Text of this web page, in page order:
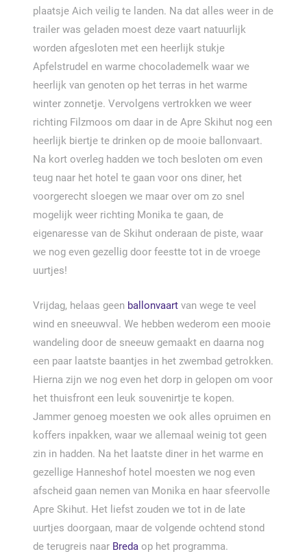
plaatsje Aich veilig te landen. Na dat alles weer in de
trailer was geladen moest deze vaart natuurlijk
worden afgesloten met een heerlijk stukje
Apfelstrudel en warme chocolademelk waar we
heerlijk van genoten op het terras in het warme
winter zonnetje. Vervolgens vertrokken we weer
richting Filzmoos om daar in de Apre Skihut nog een
heerlijk biertje te drinken op de mooie ballonvaart.
Na kort overleg hadden we toch besloten om even
teug naar het hotel te gaan voor ons diner, het
voorgerecht sloegen we maar over om zo snel
mogelijk weer richting Monika te gaan, de
eigenaresse van de Skihut onderaan de piste, waar
we nog even gezellig door feestte tot in de vroege
uurtjes!
Vrijdag, helaas geen ballonvaart van wege te veel
wind en sneeuwval. We hebben wederom een mooie
wandeling door de sneeuw gemaakt en daarna nog
een paar laatste baantjes in het zwembad getrokken.
Hierna zijn we nog even het dorp in gelopen om voor
het thuisfront een leuk souvenirtje te kopen.
Jammer genoeg moesten we ook alles opruimen en
koffers inpakken, waar we allemaal weinig tot geen
zin in hadden. Na het laatste diner in het warme en
gezellige Hanneshof hotel moesten we nog even
afscheid gaan nemen van Monika en haar sfeervolle
Apre Skihut. Het liefst zouden we tot in de late
uurtjes doorgaan, maar de volgende ochtend stond
de terugreis naar Breda op het programma.